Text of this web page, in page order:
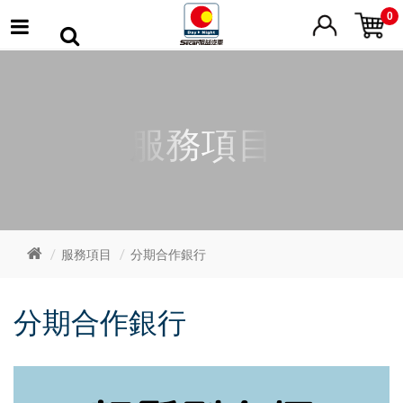
0
服務項目
服務項目 分期合作銀行
分期合作銀行